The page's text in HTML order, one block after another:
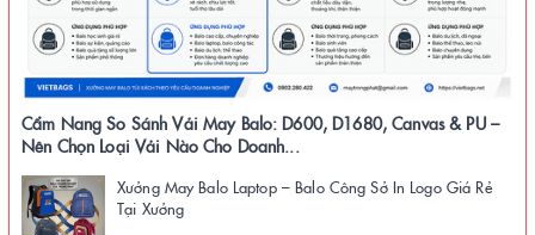
Cẩm Nang So Sánh Vải May Balo: D600, D1680, Canvas & PU –
Nên Chọn Loại Vải Nào Cho Doanh...
Xưởng May Balo Laptop – Balo Công Sở In Logo Giá Rẻ
Tại Xưởng